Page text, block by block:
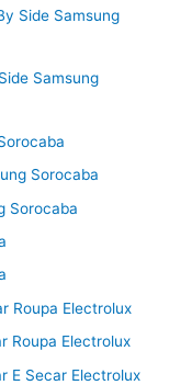
Side Samsung
Samsung
Sorocaba
Sorocaba
Roupa Electrolux
Roupa Electrolux
E Secar Electrolux